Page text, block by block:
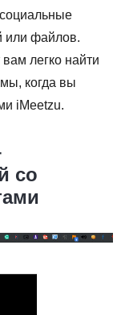
или файлов.
легко найти
когда вы
iMeetzu.
со